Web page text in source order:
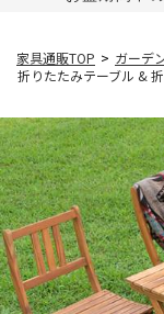
家具通販TOP > ガーデ
折りたたみテーブル &